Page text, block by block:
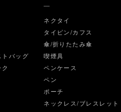
バッグ
ネクタイ
タイピン/カフス
傘/折りたたみ傘
喫煙具
ペンケース
ペン
ポーチ
ネックレス/ブレスレット